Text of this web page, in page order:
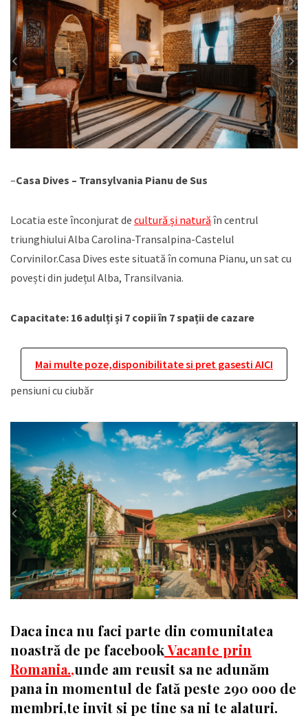
–Casa Dives – Transylvania Pianu de Sus
Locatia este înconjurat de cultură și natură în centrul
triunghiului Alba Carolina-Transalpina-Castelul
Corvinilor.Casa Dives este situată în comuna Pianu, un sat cu
povești din județul Alba, Transilvania.
Capacitate: 16 adulți și 7 copii în 7 spații de cazare
Mai multe poze,disponibilitate si pret gasesti AICI
pensiuni cu ciubăr
Daca inca nu faci parte din comunitatea
noastră de pe facebookVacante prin
Romania.,unde am reusit sa ne adunăm
pana in momentul de fată peste 290 ooo de
membri,te invit si pe tine sa ni te alaturi.